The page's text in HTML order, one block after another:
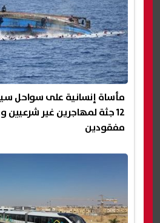
مأساة إنسانية على سواحل
12 جثة لمهاجرين غير
مفقودين